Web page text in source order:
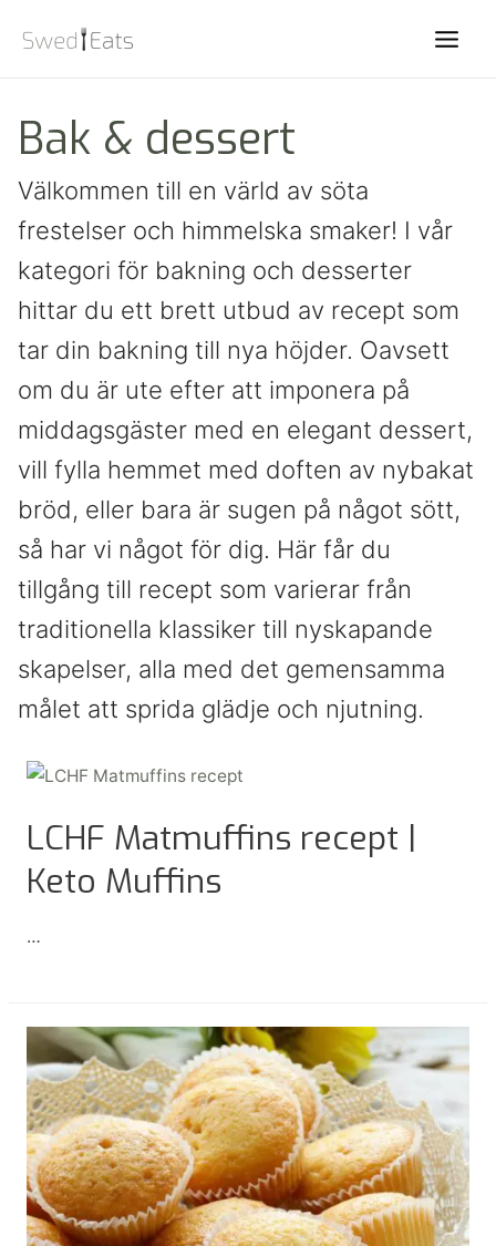
Bak & dessert
Välkommen till en värld av söta
frestelser och himmelska smaker! I vår
kategori för bakning och desserter
hittar du ett brett utbud av recept som
tar din bakning till nya höjder. Oavsett
om du är ute efter att imponera på
middagsgäster med en elegant dessert,
vill fylla hemmet med doften av nybakat
bröd, eller bara är sugen på något sött,
så har vi något för dig. Här får du
tillgång till recept som varierar från
traditionella klassiker till nyskapande
skapelser, alla med det gemensamma
målet att sprida glädje och njutning.
LCHF Matmuffins recept |
Keto Muffins
…
Matmuffins
recept
|
Keto
Muffins